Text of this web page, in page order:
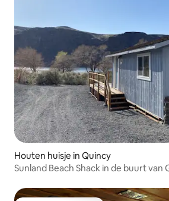
Houten huisje in Quincy
Sunland Beach Shack in de buurt van